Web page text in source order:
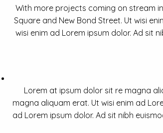
With more projects coming on stream
Square and New Bond Street. Ut wisi
wisi enim ad Lorem ipsum dolor. Ad sit
Lorem at ipsum dolor sit re magna
magna aliquam erat. Ut wisi enim ad
ad Lorem ipsum dolor. Ad sit nibh